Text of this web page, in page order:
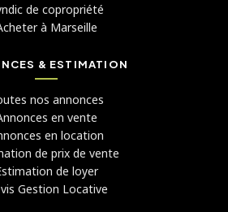
de copropriété
à Marseille
& ESTIMATION
nos annonces
en vente
en location
de prix de vente
de loyer
Gestion Locative